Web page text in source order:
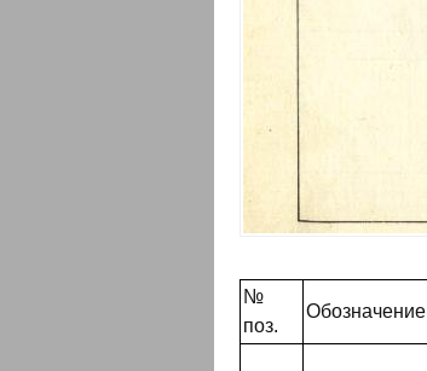
№
поз.
Обозначение